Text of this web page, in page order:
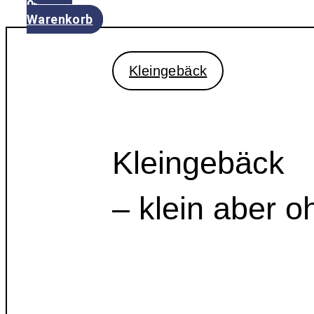
0
Warenkorb
Kleingebäck
Kleingebäck
– klein aber